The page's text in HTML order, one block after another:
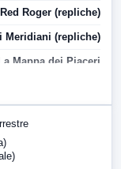
Roger (repliche)
Meridiani (repliche)
Mappa dei Piaceri